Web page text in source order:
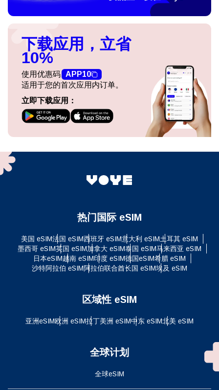
下载应用，立省
10%
使用优惠码 APP10
适用于您的首次应用内订单。
立即下载应用：
热门国际 eSIM
美国 eSIM法国 eSIM西班牙 eSIM意大利 eSIM土耳其 eSIM
墨西哥 eSIM英国 eSIM加拿大 eSIM泰国 eSIM马来西亚 eSIM
日本eSIM越南 eSIM印度 eSIM德国eSIM希腊 eSIM
沙特阿拉伯 eSIM阿拉伯联合酋长国 eSIM埃及 eSIM
区域性 eSIM
亚洲eSIM欧洲 eSIM拉丁美洲 eSIM中东 eSIM北美 eSIM
全球计划
全球eSIM